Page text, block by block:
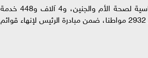
وأشار «عبدالغفار» إلى أن الحملة قدمت 2663 خدمة، ضمن المبادرة الرئاسية لصحة الأم والجنين، و4 آلاف و448 خدمة
لاستخراج شهادات مبادرة الرئيس لفحص المقبلين على الزواج، كما تم علاج 2932 مواطنا، ضمن مبادرة الرئيس لإنهاء قوائم